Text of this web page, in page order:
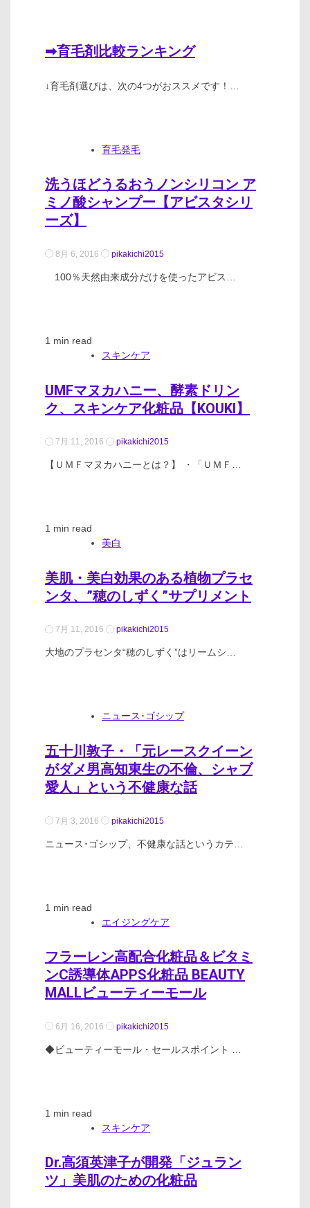
➡育毛剤比較ランキング
↓育毛剤選びは、次の4つがおススメです！…
育毛発毛
洗うほどうるおうノンシリコン ア
ミノ酸シャンプー【アビスタシリ
ーズ】
8月 6, 2016 pikakichi2015
100％天然由来成分だけを使ったアビス…
1 min read
スキンケア
UMFマヌカハニー、酵素ドリン
ク、スキンケア化粧品【KOUKI】
7月 11, 2016 pikakichi2015
【ＵＭＦマヌカハニーとは？】 ・「ＵＭＦ…
1 min read
美白
美肌・美白効果のある植物プラセ
ンタ、”穂のしずく”サプリメント
7月 11, 2016 pikakichi2015
大地のプラセンタ“穂のしずく”はリームシ…
ニュース･ゴシップ
五十川敦子・「元レースクイーン
がダメ男高知東生の不倫、シャブ
愛人」という不健康な話
7月 3, 2016 pikakichi2015
ニュース･ゴシップ、不健康な話というカテ…
1 min read
エイジングケア
フラーレン高配合化粧品＆ビタミ
ンC誘導体APPS化粧品 BEAUTY
MALLビューティーモール
6月 16, 2016 pikakichi2015
◆ビューティーモール・セールスポイント …
1 min read
スキンケア
Dr.高須英津子が開発「ジュラン
ツ」美肌のための化粧品